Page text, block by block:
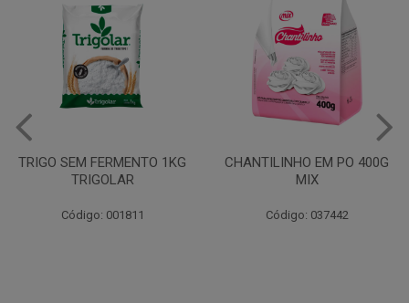
CHANTILINHO EM PO 400G
MIX
Código: 037442
FLOCOS DE ARROZ HARALD
500GR
Código: 020044